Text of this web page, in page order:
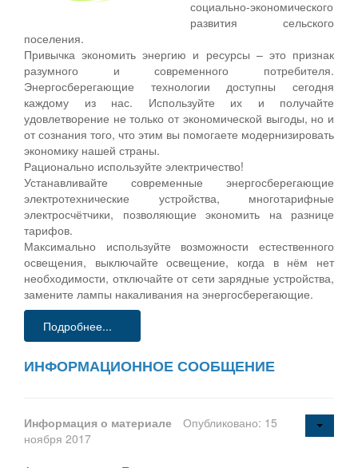
социально-экономического
развития сельского
поселения.
Привычка экономить энергию и ресурсы – это признак
разумного и современного потребителя.
Энергосберегающие технологии доступны сегодня
каждому из нас. Используйте их и получайте
удовлетворение не только от экономической выгоды, но и
от сознания того, что этим вы помогаете модернизировать
экономику нашей страны.
Рационально используйте электричество!
Устанавливайте современные энергосберегающие
электротехнические устройства, многотарифные
электросчётчики, позволяющие экономить на разнице
тарифов.
Максимально используйте возможности естественного
освещения, выключайте освещение, когда в нём нет
необходимости, отключайте от сети зарядные устройства,
замените лампы накаливания на энергосберегающие.
Подробнее...
ИНФОРМАЦИОННОЕ СООБЩЕНИЕ
Информация о материале
Опубликовано: 15
ноября 2017